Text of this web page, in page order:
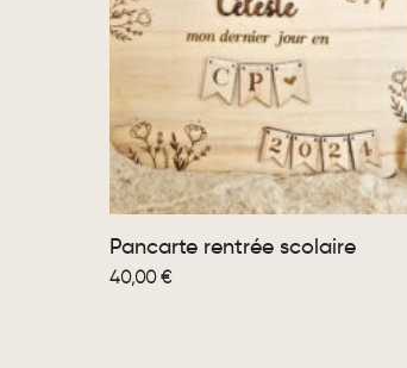
Pancarte rentrée scolaire
40,00€